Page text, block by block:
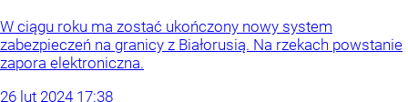
W ciągu roku ma zostać ukończony nowy system
zabezpieczeń na granicy z Białorusią. Na rzekach powstanie
zapora elektroniczna.
26 lut 2024 17:38